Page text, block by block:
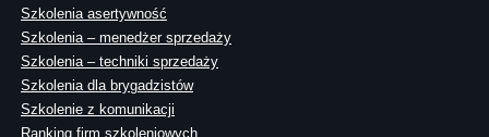
Szkolenia asertywność
Szkolenia – menedżer sprzedaży
Szkolenia – techniki sprzedaży
Szkolenia dla brygadzistów
Szkolenie z komunikacji
Ranking firm szkoleniowych